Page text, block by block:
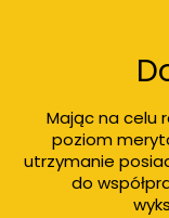
Mając na celu
poziom
utrzymanie
do